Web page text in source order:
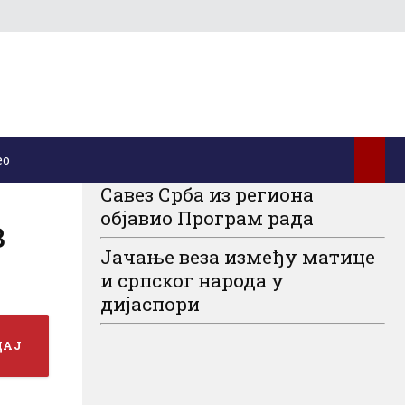
Савез Срба из региона
објавио Програм рада
Јачање веза између матице
и српског народа у
дијаспори